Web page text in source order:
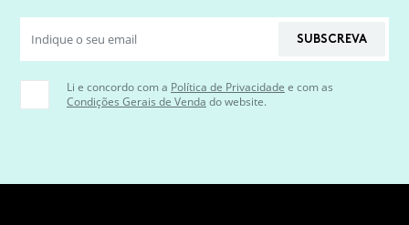
SUBSCREVA
Li e concordo com a Política de Privacidade e com as
Condições Gerais de Venda do website.